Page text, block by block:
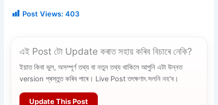
Post Views: 403
এই Post টো Update কৰাত সহায় কৰিব বিচাৰে নেকি?
ইয়াত কিবা ভুল, অসম্পূৰ্ণ তথ্য বা নতুন তথ্য থাকিলে আপুনি এটা উন্নত
version প্ৰস্তুত কৰিব পাৰে। Live Post তৎক্ষণাৎ সলনি নহ'ব।
Update This Post